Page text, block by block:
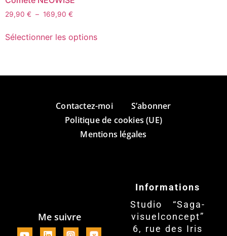
29,90 € – 169,90 €
Sélectionner les options
Contactez-moi
S’abonner
Politique de cookies (UE)
Mentions légales
Me suivre
Informations
Studio “Saga-
visuelconcept”
6, rue des Iris